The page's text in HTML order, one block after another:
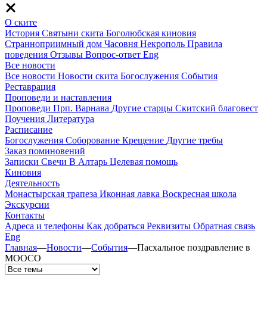
О ските
История Святыни скита Боголюбская киновия
Странноприимный дом Часовня Некрополь Правила
поведения Отзывы Вопрос-ответ Eng
Все новости
Все новости Новости скита Богослужения События
Реставрация
Проповеди и наставления
Проповеди Прп. Варнава Другие старцы Скитский благовест
Поучения Литература
Расписание
Богослужения Соборование Крещение Другие требы
Заказ поминовений
Записки Свечи В Алтарь Целевая помощь
Киновия
Деятельность
Монастырская трапеза Иконная лавка Воскресная школа
Экскурсии
Контакты
Адреса и телефоны Как добраться Реквизиты Обратная связь
Eng
Главная—Новости—События—Пасхальное поздравление в
МООСО